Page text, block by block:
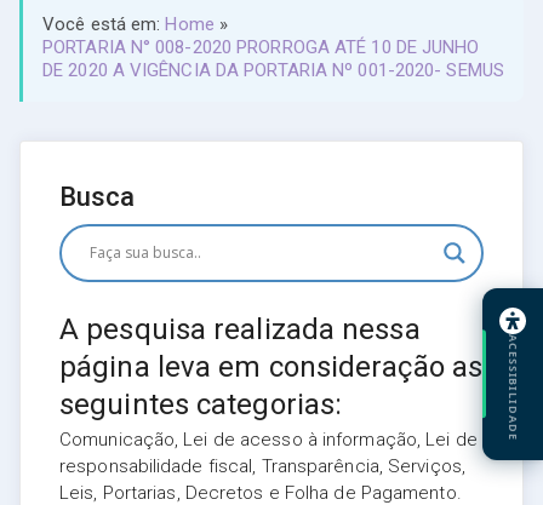
Você está em:Home »
PORTARIA N° 008-2020 PRORROGA ATÉ 10 DE JUNHO
DE 2020 A VIGÊNCIA DA PORTARIA Nº 001-2020- SEMUS
Busca
A pesquisa realizada nessa
página leva em consideração as
seguintes categorias:
Comunicação, Lei de acesso à informação, Lei de
responsabilidade fiscal, Transparência, Serviços,
Leis, Portarias, Decretos e Folha de Pagamento.
ACESSIBILIDADE